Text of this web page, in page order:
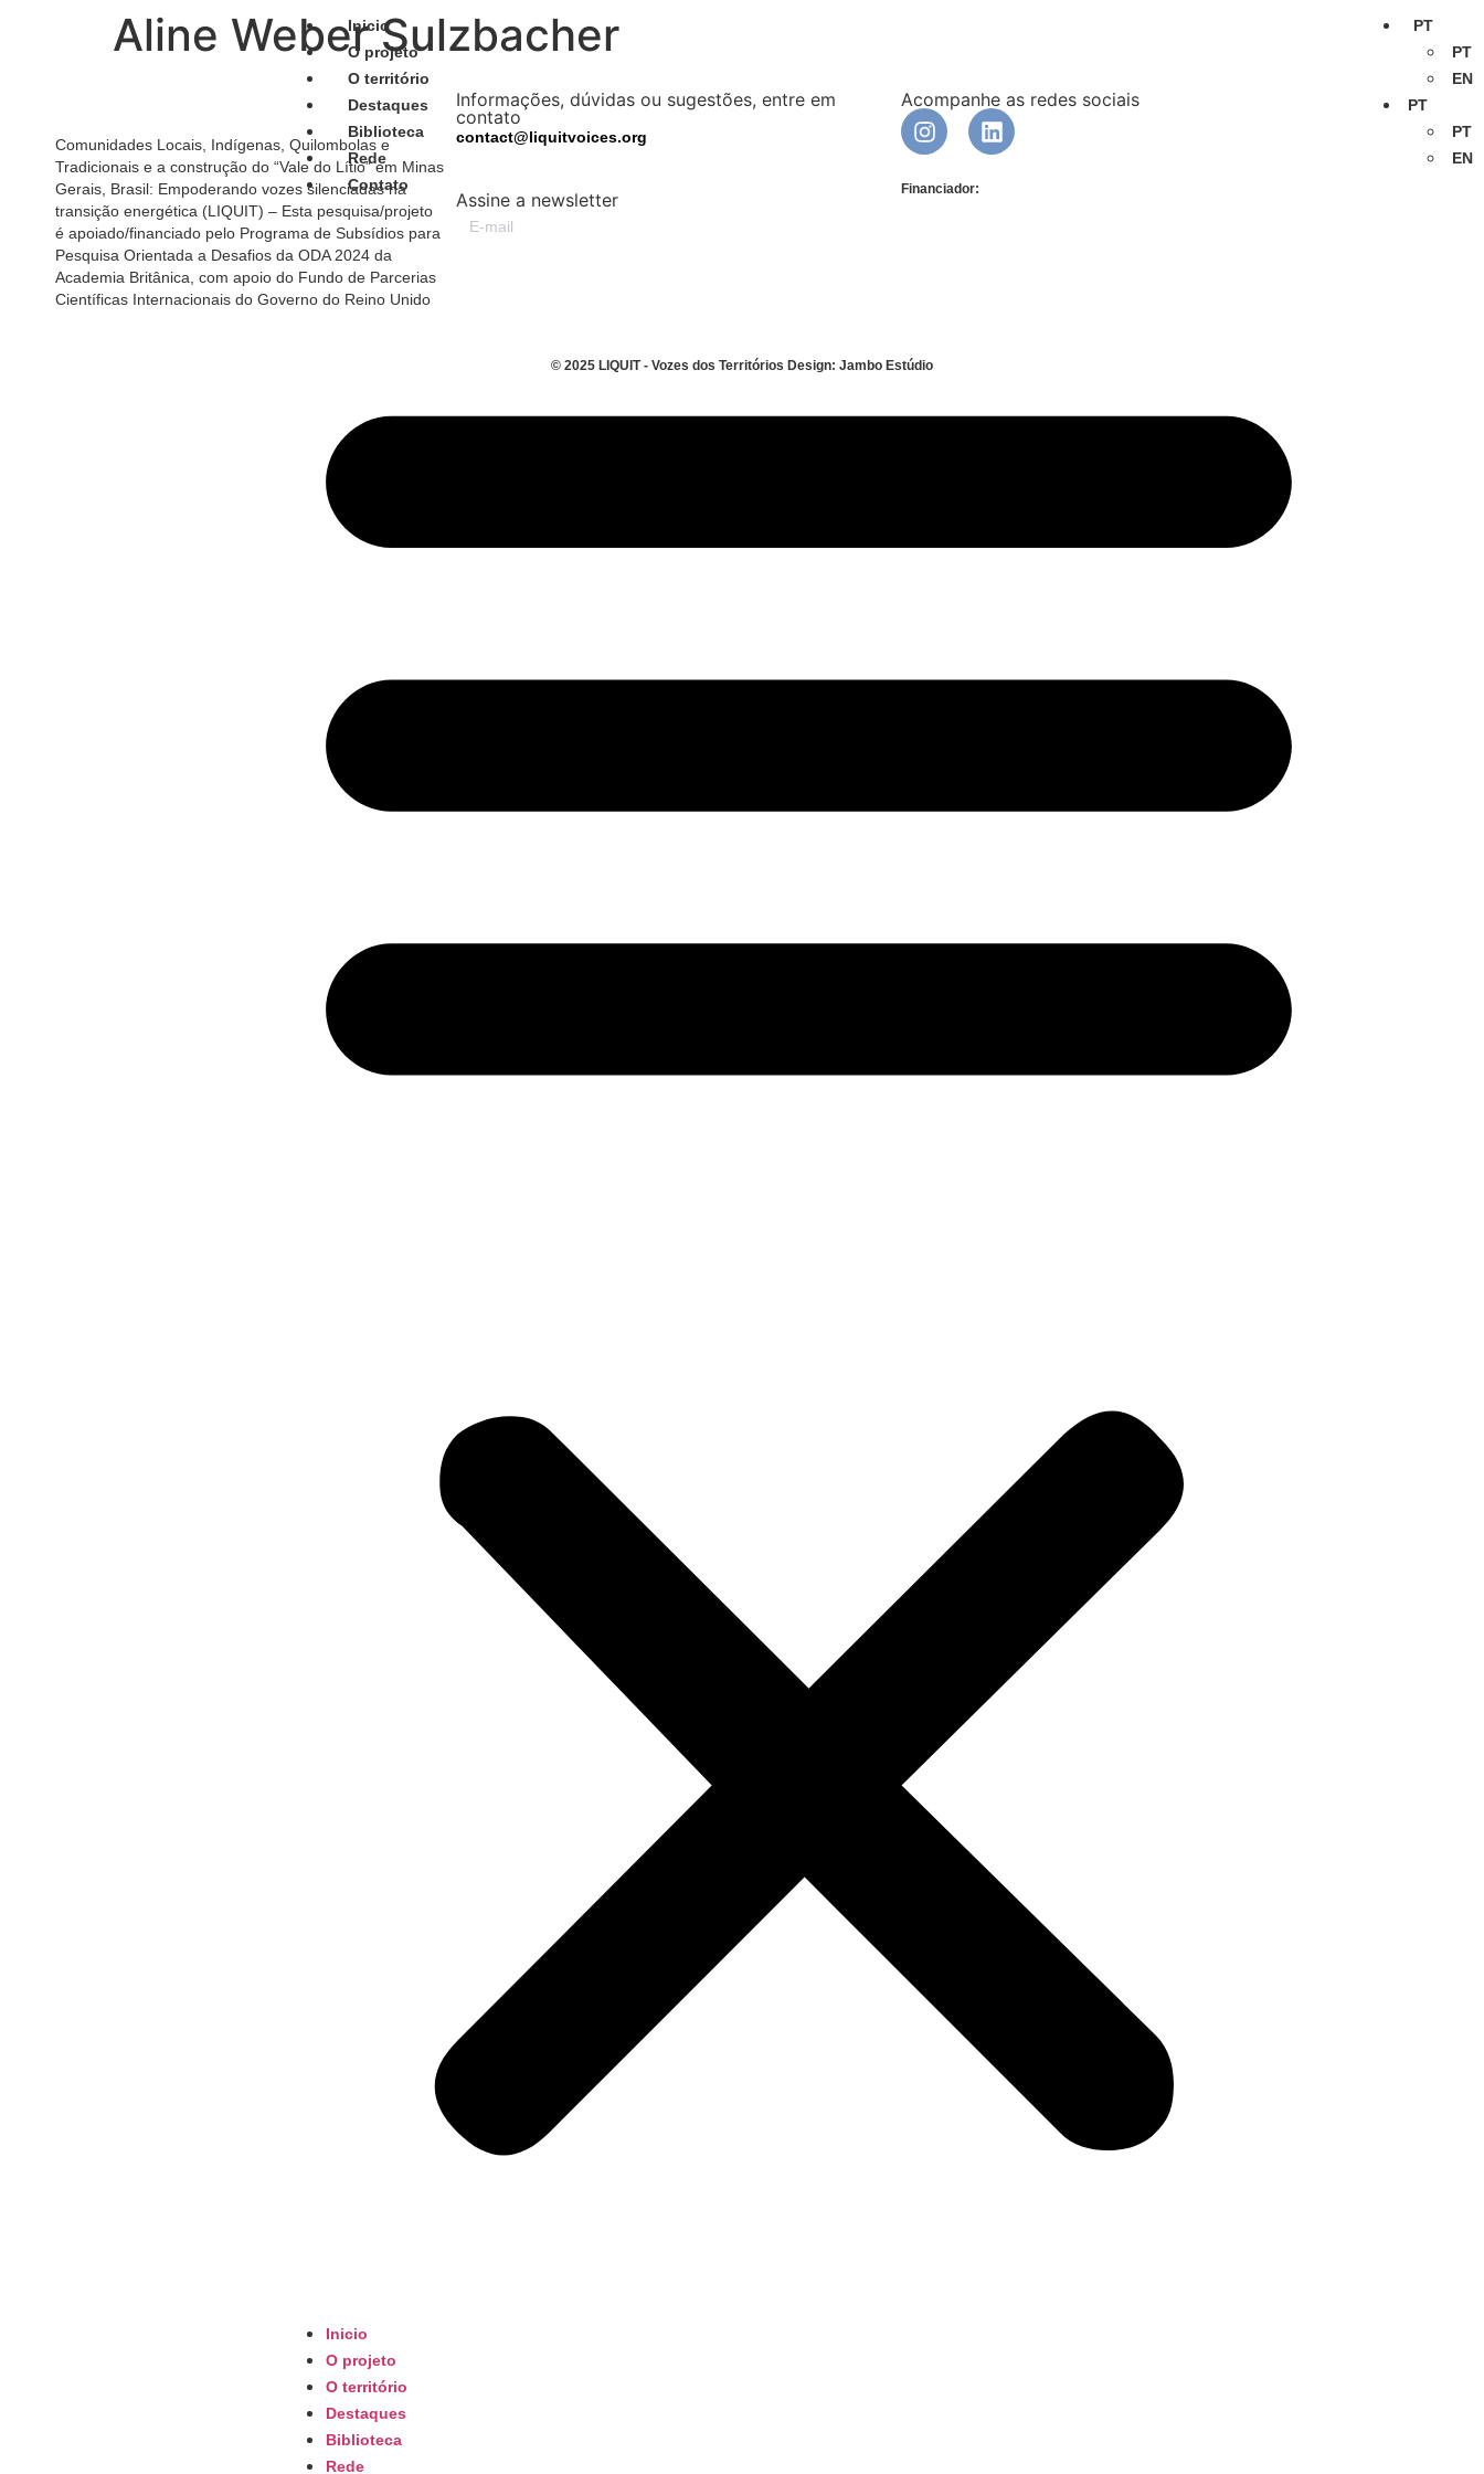
Inicio
O projeto
O território
Destaques
Biblioteca
Rede
Contato
Inicio
O projeto
O território
Destaques
Biblioteca
Rede
PT
PT
EN
PT
PT
EN
Aline Weber Sulzbacher
Comunidades Locais, Indígenas, Quilombolas e
Tradicionais e a construção do “Vale do Lítio” em Minas
Gerais, Brasil: Empoderando vozes silenciadas na
transição energética (LIQUIT) – Esta pesquisa/projeto
é apoiado/financiado pelo Programa de Subsídios para
Pesquisa Orientada a Desafios da ODA 2024 da
Academia Britânica, com apoio do Fundo de Parcerias
Científicas Internacionais do Governo do Reino Unido
Informações, dúvidas ou sugestões, entre em
contato
contact@liquitvoices.org
Assine a newsletter
Acompanhe as redes sociais
Financiador:
© 2025 LIQUIT - Vozes dos Territórios Design: Jambo Estúdio